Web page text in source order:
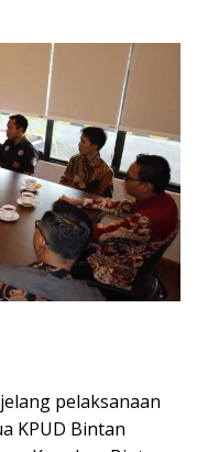
pelaksanaan
KPUD Bintan